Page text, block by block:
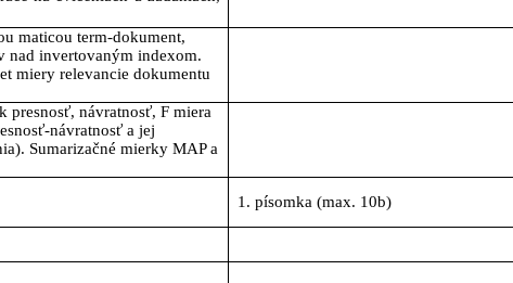
maticou term-dokument,
nad invertovaným indexom.
miery relevancie dokumentu
presnosť, návratnosť, F miera
návratnosťa jej
). Sumarizačné mierkyMAP a
1. písomka (max. 10b)